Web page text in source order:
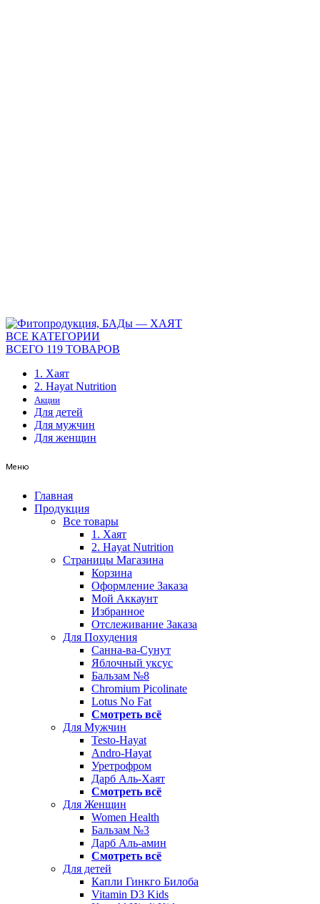
ВСЕ КАТЕГОРИИ
ВСЕГО 119 ТОВАРОВ
1. Хаят
2. Hayat Nutrition
Акции
Для детей
Для мужчин
Для женщин
Меню
Главная
Продукция
Все товары
1. Хаят
2. Hayat Nutrition
Страницы Магазина
Корзина
Оформление Заказа
Мой Аккаунт
Избранное
Отслеживание Заказа
Для Похудения
Санна-ва-Сунут
Яблочный уксус
Бальзам №8
Chromium Picolinate
Lotus No Fat
Смотреть всё
Для Мужчин
Testo-Hayat
Andro-Hayat
Уретрофром
Дарб Аль-Хаят
Смотреть всё
Для Женщин
Women Health
Бальзам №3
Дарб Аль-амин
Смотреть всё
Для детей
Капли Гинкго Билоба
Vitamin D3 Kids